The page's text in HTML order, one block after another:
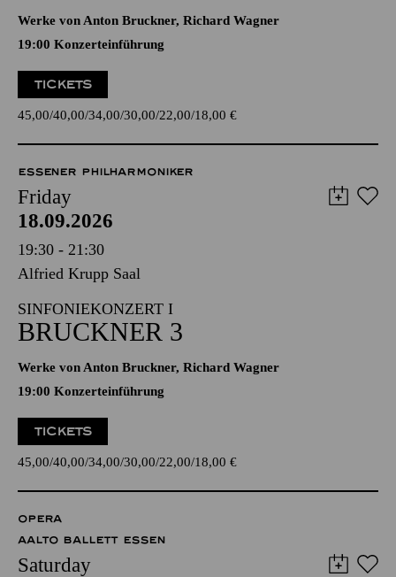
Werke von Anton Bruckner, Richard Wagner
19:00 Konzerteinführung
TICKETS
45,00 40,00 34,00 30,00 22,00 18,00 €
ESSENER PHILHARMONIKER
Friday
18.09.2026
19:30 - 21:30
Alfried Krupp Saal
SINFONIEKONZERT I
BRUCKNER 3
Werke von Anton Bruckner, Richard Wagner
19:00 Konzerteinführung
TICKETS
45,00 40,00 34,00 30,00 22,00 18,00 €
OPERA
AALTO BALLETT ESSEN
Saturday